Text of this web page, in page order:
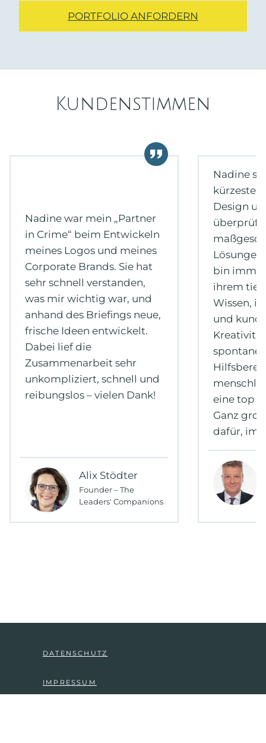
PORTFOLIO ANFORDERN
Kundenstimmen
Nadine war mein „Partner
in Crime“ beim Entwickeln
meines Logos und meines
Corporate Brands. Sie hat
sehr schnell verstanden,
was mir wichtig war, und
anhand des Briefings neue,
frische Ideen entwickelt.
Dabei lief die
Zusammenarbeit sehr
unkompliziert, schnell und
reibungslos – vielen Dank!
Alix Stödter
Founder – The
Leaders' Companions
Nadine
kürzester
Design
Lösungen
bin
ihrem
Wissen,
und
eine top
Ganz
dafür,
DATENSCHUTZ
IMPRESSUM